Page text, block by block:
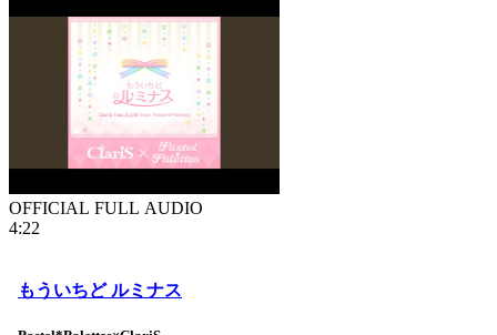
OFFICIAL FULL AUDIO
4:22
もういちど ルミナス